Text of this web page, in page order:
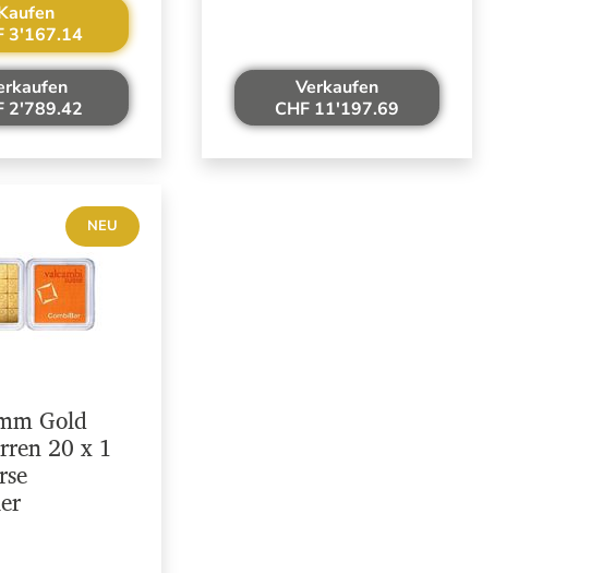
3'167.14
2'789.42
Verkaufen
CHF 11'197.69
NEU
Gold
20 x 1